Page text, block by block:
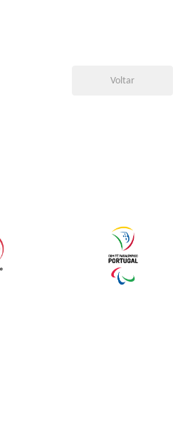
Voltar